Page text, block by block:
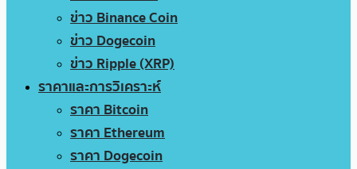
ข่าว Binance Coin
ข่าว Dogecoin
ข่าว Ripple (XRP)
ราคาและการวิเคราะห์
ราคา Bitcoin
ราคา Ethereum
ราคา Dogecoin